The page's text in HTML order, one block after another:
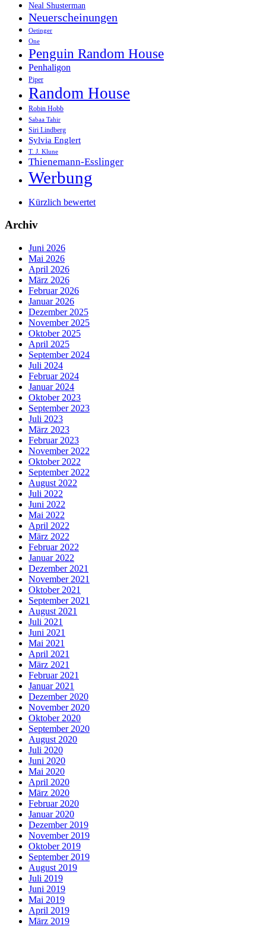
Neal Shusterman
Neuerscheinungen
Oetinger
One
Penguin Random House
Penhaligon
Piper
Random House
Robin Hobb
Sabaa Tahir
Siri Lindberg
Sylvia Englert
T. J. Klune
Thienemann-Esslinger
Werbung
Kürzlich bewertet
Archiv
Juni 2026
Mai 2026
April 2026
März 2026
Februar 2026
Januar 2026
Dezember 2025
November 2025
Oktober 2025
April 2025
September 2024
Juli 2024
Februar 2024
Januar 2024
Oktober 2023
September 2023
Juli 2023
März 2023
Februar 2023
November 2022
Oktober 2022
September 2022
August 2022
Juli 2022
Juni 2022
Mai 2022
April 2022
März 2022
Februar 2022
Januar 2022
Dezember 2021
November 2021
Oktober 2021
September 2021
August 2021
Juli 2021
Juni 2021
Mai 2021
April 2021
März 2021
Februar 2021
Januar 2021
Dezember 2020
November 2020
Oktober 2020
September 2020
August 2020
Juli 2020
Juni 2020
Mai 2020
April 2020
März 2020
Februar 2020
Januar 2020
Dezember 2019
November 2019
Oktober 2019
September 2019
August 2019
Juli 2019
Juni 2019
Mai 2019
April 2019
März 2019